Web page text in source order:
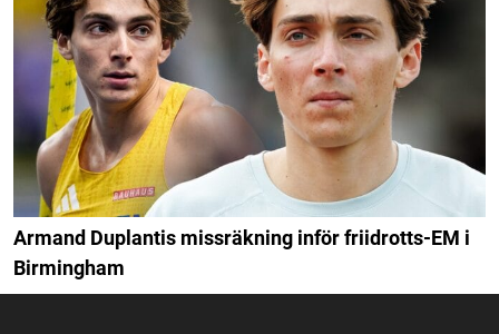
Armand Duplantis missräkning inför friidrotts-EM i
Birmingham